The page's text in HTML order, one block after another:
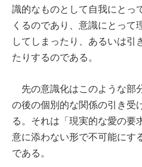
識的なものとして自我にとっ
くるのであり、意識にとって
してしまったり、あるいは引
たりするのである。
先の意識化はこのような部
の後の個別的な関係の引き受
る。それは「現実的な愛の要
意に添わない形で不可能にす
である。